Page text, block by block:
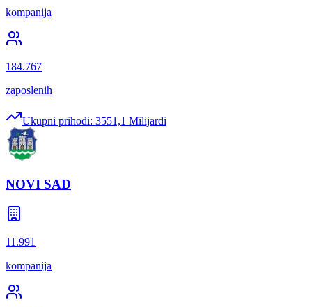
kompanija
184.767
zaposlenih
Ukupni prihodi: 3551,1 Milijardi
NOVI SAD
11.991
kompanija